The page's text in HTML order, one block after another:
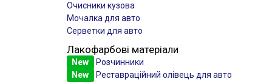
Очисники кузова
Мочалка для авто
Серветки для авто
Лакофарбові матеріали
New
Розчинники
New
Реставраційний олівець для авто